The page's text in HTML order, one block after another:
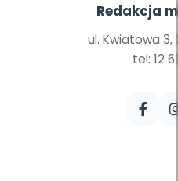
Redakcja
ul. Kwiatowa
tel: 12